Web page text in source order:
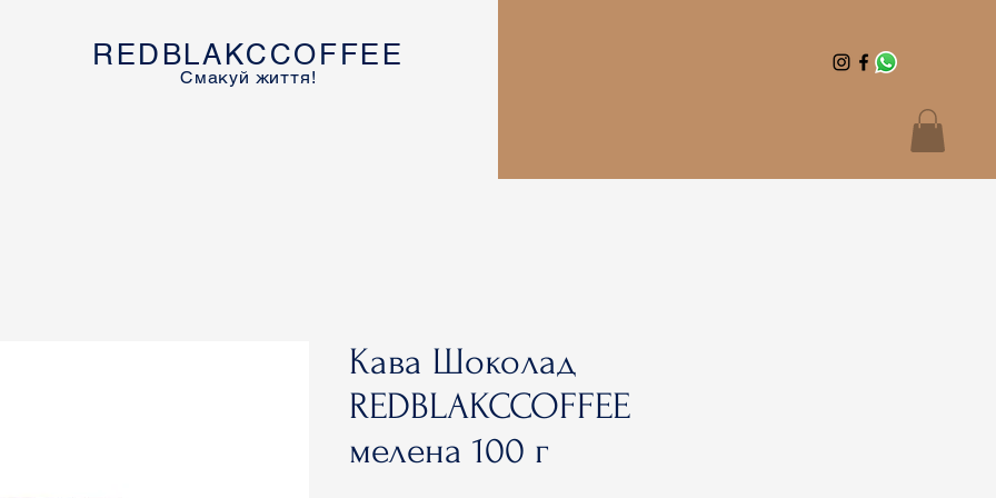
REDBLAKCCOFFEE
Смакуй життя!
Кава Шоколад
REDBLAKCCOFFEE
мелена 100 г